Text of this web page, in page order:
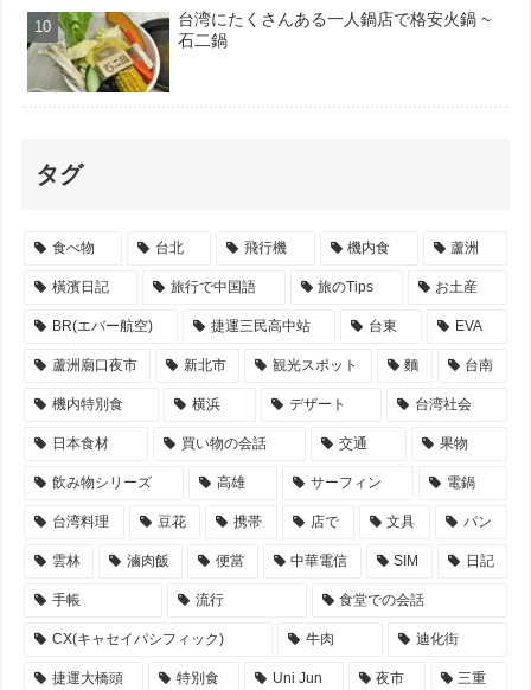
台湾にたくさんある一人鍋店で格安火鍋 ~
石二鍋
タグ
食べ物 台北 飛行機 機内食 蘆洲
橫濱日記 旅行で中国語 旅のTips お土産
BR(エバー航空) 捷運三民高中站 台東 EVA
蘆洲廟口夜市 新北市 観光スポット 麵 台南
機内特別食 横浜 デザート 台湾社会
日本食材 買い物の会話 交通 果物
飲み物シリーズ 高雄 サーフィン 電鍋
台湾料理 豆花 携帯 店で 文具 パン
雲林 滷肉飯 便當 中華電信 SIM 日記
手帳 流行 食堂での会話
CX(キャセイパシフィック) 牛肉 迪化街
捷運大橋頭 特別食 Uni Jun 夜市 三重